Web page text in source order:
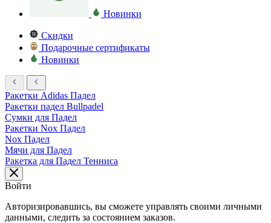
Новинки
Скидки
Подарочные сертификаты
Новинки
Ракетки Adidas Падел
Ракетки падел Bullpadel
Сумки для Падел
Ракетки Nox Падел
Nox Падел
Мячи для Падел
Ракетка для Падел Тенниса
Войти
Авторизировавшись, вы сможете управлять своими личными
данными, следить за состоянием заказов.